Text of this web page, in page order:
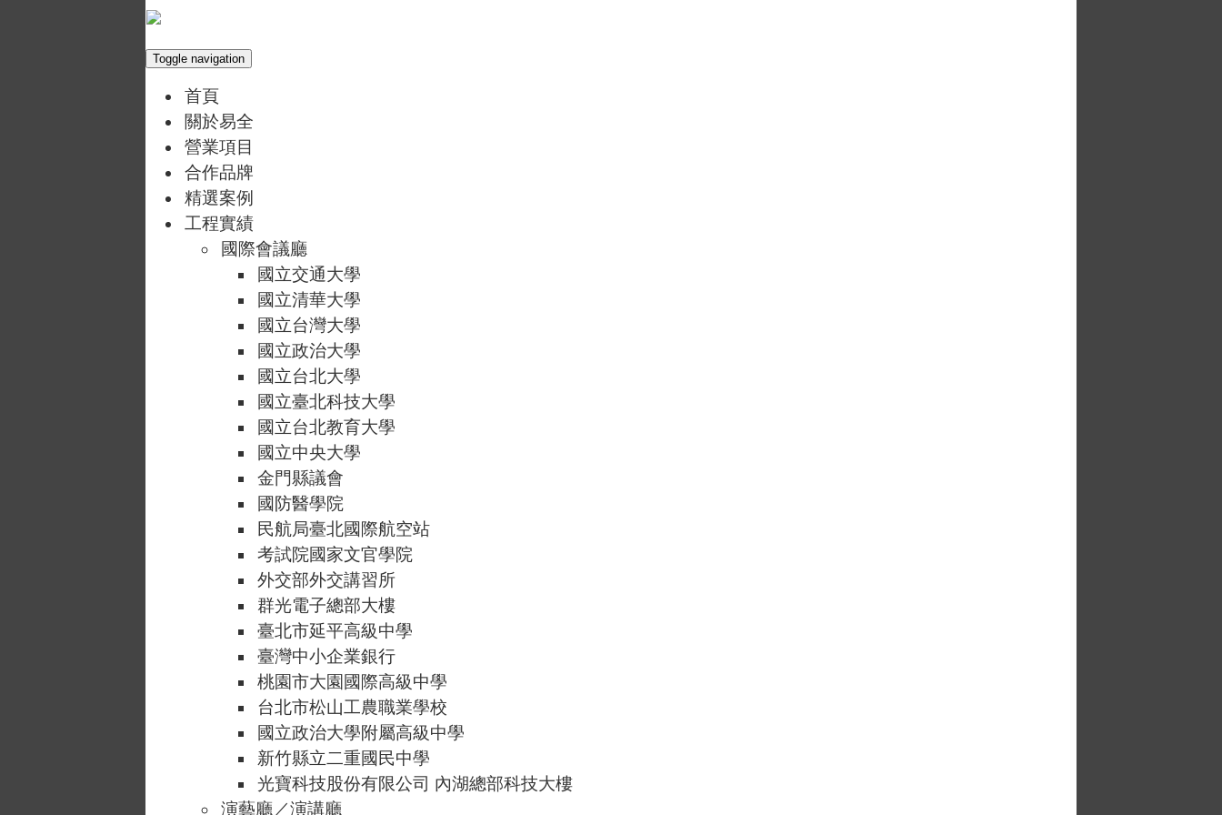
Toggle navigation
首頁
關於易全
營業項目
合作品牌
精選案例
工程實績
國際會議廳
國立交通大學
國立清華大學
國立台灣大學
國立政治大學
國立台北大學
國立臺北科技大學
國立台北教育大學
國立中央大學
金門縣議會
國防醫學院
民航局臺北國際航空站
考試院國家文官學院
外交部外交講習所
群光電子總部大樓
臺北市延平高級中學
臺灣中小企業銀行
桃園市大園國際高級中學
台北市松山工農職業學校
國立政治大學附屬高級中學
新竹縣立二重國民中學
光寶科技股份有限公司 內湖總部科技大樓
演藝廳／演講廳